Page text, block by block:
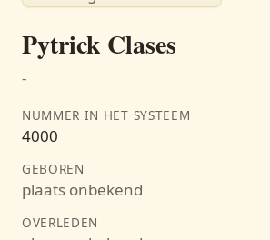
Pytrick Clases
-
NUMMER IN HET SYSTEEM
4000
GEBOREN
plaats onbekend
OVERLEDEN